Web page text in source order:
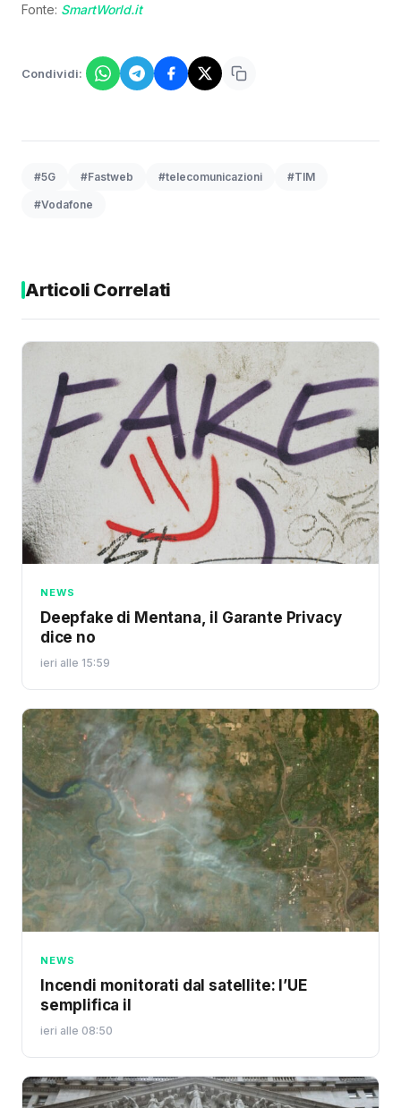
Fonte: SmartWorld.it
Condividi:
#5G #Fastweb #telecomunicazioni #TIM
#Vodafone
Articoli Correlati
NEWS
Deepfake di Mentana, il Garante Privacy
dice no
ieri alle 15:59
NEWS
Incendi monitorati dal satellite: l’UE
semplifica il
ieri alle 08:50